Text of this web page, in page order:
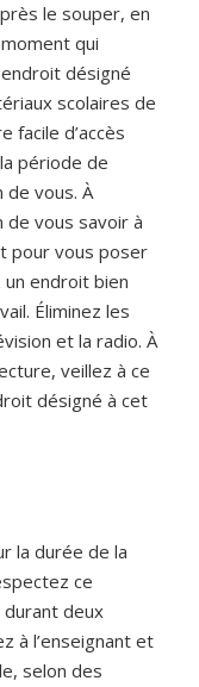
le souper, en
qui
désigné
scolaires de
facile d’accès
période de
de vous. À
de vous savoir à
pour vous poser
un endroit bien
Éliminez les
et la radio. À
veillez à ce
désigné à cet
la durée de la
ce
deux
à l’enseignant et
selon des